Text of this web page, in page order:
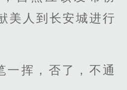
美人到长安城进行
一挥，否了，不通